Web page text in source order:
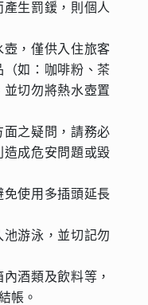
生罰鍰，則個人
，僅供入住旅客
如：咖啡粉、茶
切勿將熱水壺置
之疑問，請務必
成危安問題或毀
使用多插頭延長
游泳，並切記勿
酒類及飲料等，
帳。